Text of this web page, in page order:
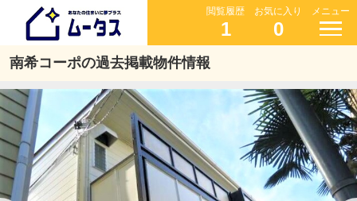
閲覧履歴
1
お気に入り
0
メニュー
南希コーポの過去掲載物件情報